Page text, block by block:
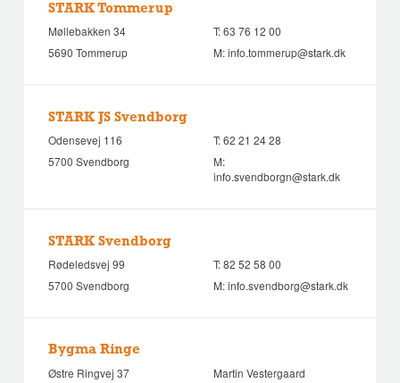
STARK Tommerup
Møllebakken 34
5690 Tommerup
T:63 76 12 00
M:info.tommerup@stark.dk
STARK JS Svendborg
Odensevej 116
5700 Svendborg
T:62 21 24 28
M:
info.svendborgn@stark.dk
STARK Svendborg
Rødeledsvej 99
5700 Svendborg
T:82 52 58 00
M:info.svendborg@stark.dk
Bygma Ringe
Østre Ringvej 37
Martin Vestergaard